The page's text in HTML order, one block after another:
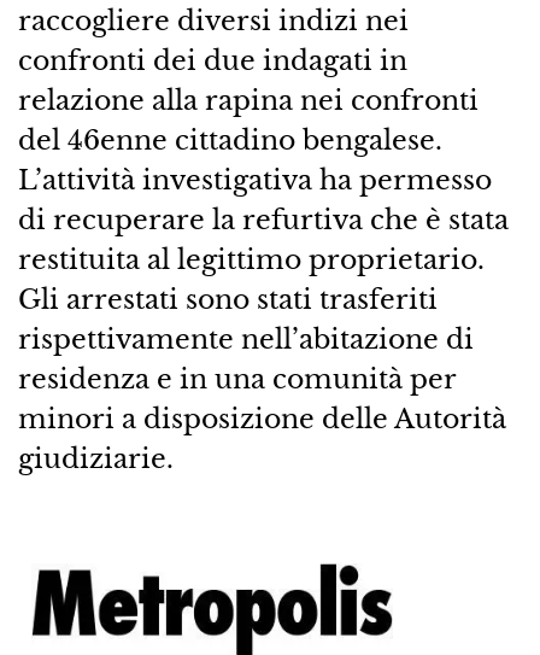
raccogliere diversi indizi nei
confronti dei due indagati in
relazione alla rapina nei confronti
del 46enne cittadino bengalese.
L’attività investigativa ha permesso
di recuperare la refurtiva che è stata
restituita al legittimo proprietario.
Gli arrestati sono stati trasferiti
rispettivamente nell’abitazione di
residenza e in una comunità per
minori a disposizione delle Autorità
giudiziarie.